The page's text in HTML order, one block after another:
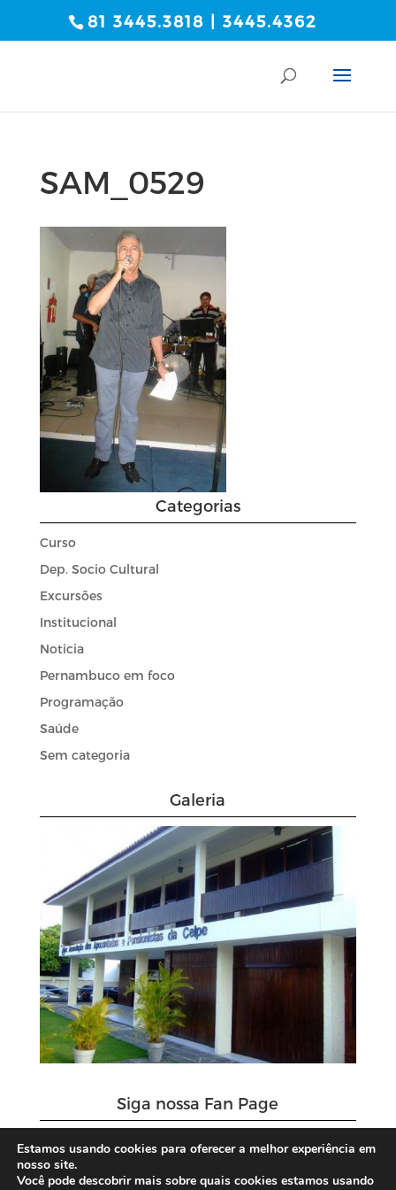
81 3445.3818 | 3445.4362
SAM_0529
Categorias
Curso
Dep. Socio Cultural
Excursões
Institucional
Noticia
Pernambuco em foco
Programação
Saúde
Sem categoria
Galeria
Siga nossa Fan Page
Estamos usando cookies para oferecer a melhor experiência em
nosso site.
Você pode descobrir mais sobre quais cookies estamos usando